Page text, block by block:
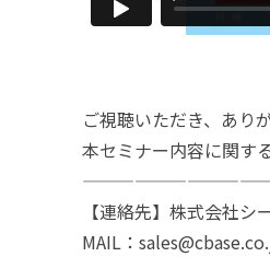
ご視聴いただき、あり
本セミナー内容に関す
【連絡先】株式会社
MAIL：